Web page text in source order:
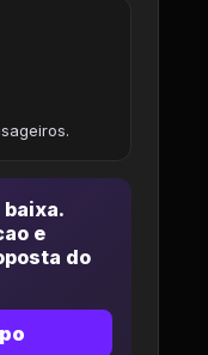
e
do